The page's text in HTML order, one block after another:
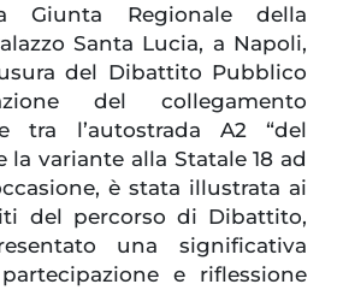
Giunta Regionale della
Santa Lucia, a Napoli,
del Dibattito Pubblico
del collegamento
tra l’autostrada A2 “del
la variante alla Statale 18 ad
è stata illustrata ai
del percorso di Dibattito,
una significativa
e riflessione